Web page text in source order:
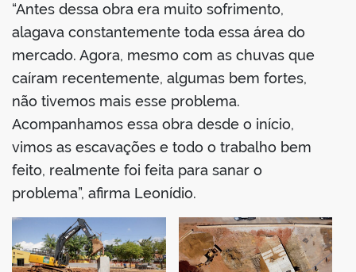
“Antes dessa obra era muito sofrimento,
alagava constantemente toda essa área do
mercado. Agora, mesmo com as chuvas que
caíram recentemente, algumas bem fortes,
não tivemos mais esse problema.
Acompanhamos essa obra desde o início,
vimos as escavações e todo o trabalho bem
feito, realmente foi feita para sanar o
problema”, afirma Leonídio.